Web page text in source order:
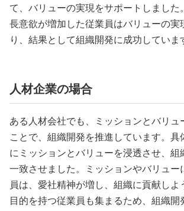
て、バリューの実現をサポートしました
長意欲が増加した従業員はバリューの実
り、結果として組織開発に成功していま
人材企業の場合
ある人材会社でも、ミッションとバリュ
ことで、組織開発を推進しています。具
にミッションとバリューを浸透させ、組
一致させました。ミッションやバリュー
員は、愛社精神が増し、組織に貢献しよ
目的を持つ従業員も集まるため、組織開